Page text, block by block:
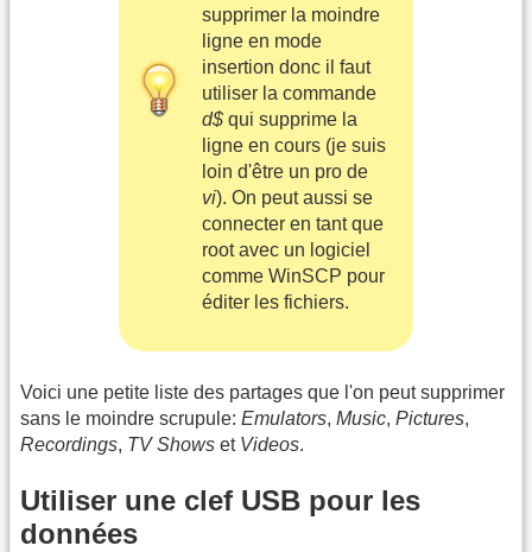
supprimer la moindre
ligne en mode
insertion donc il faut
utiliser la commande
d$qui supprime la
ligne en cours (je suis
loin d'être un pro de
vi). On peut aussi se
connecter en tant que
root avec un logiciel
comme WinSCP pour
éditer les fichiers.
Voici une petite liste des partages que l'on peut supprimer
sans le moindre scrupule: Emulators, Music, Pictures,
Recordings, TV Shows et Videos.
Utiliser une clef USB pour les
données